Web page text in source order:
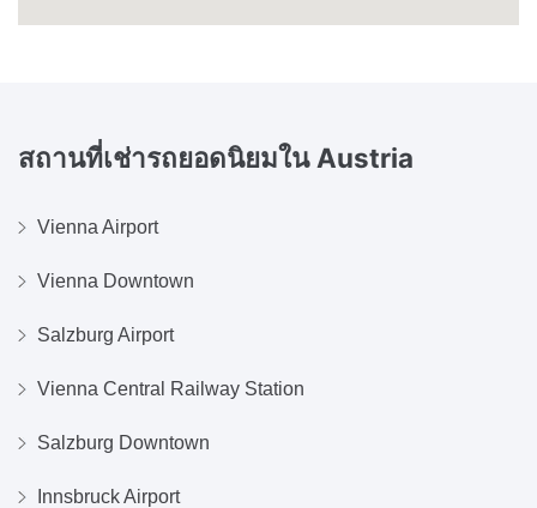
สถานที่เช่ารถยอดนิยมในAustria
Vienna Airport
Vienna Downtown
Salzburg Airport
Vienna Central Railway Station
Salzburg Downtown
Innsbruck Airport